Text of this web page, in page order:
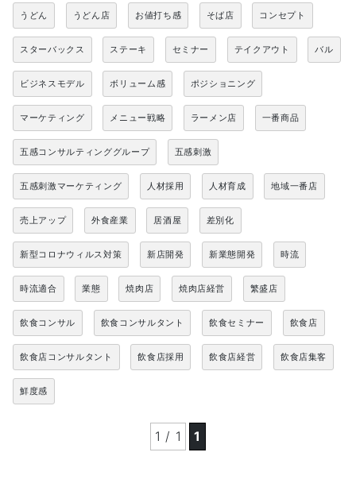
うどん うどん店 お値打ち感 そば店 コンセプト
スターバックス ステーキ セミナー テイクアウト バル
ビジネスモデル ボリューム感 ポジショニング
マーケティング メニュー戦略 ラーメン店 一番商品
五感コンサルティンググループ 五感刺激
五感刺激マーケティング 人材採用 人材育成 地域一番店
売上アップ 外食産業 居酒屋 差別化
新型コロナウィルス対策 新店開発 新業態開発 時流
時流適合 業態 焼肉店 焼肉店経営 繁盛店
飲食コンサル 飲食コンサルタント 飲食セミナー 飲食店
飲食店コンサルタント 飲食店採用 飲食店経営 飲食店集客
鮮度感
1 / 1 1